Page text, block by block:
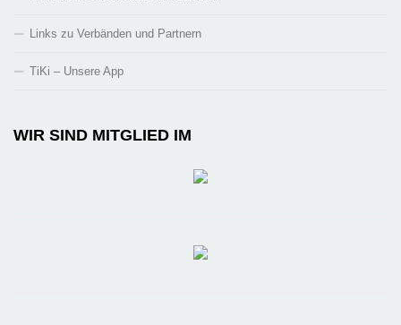
Links zu Verbänden und Partnern
TiKi – Unsere App
WIR SIND MITGLIED IM